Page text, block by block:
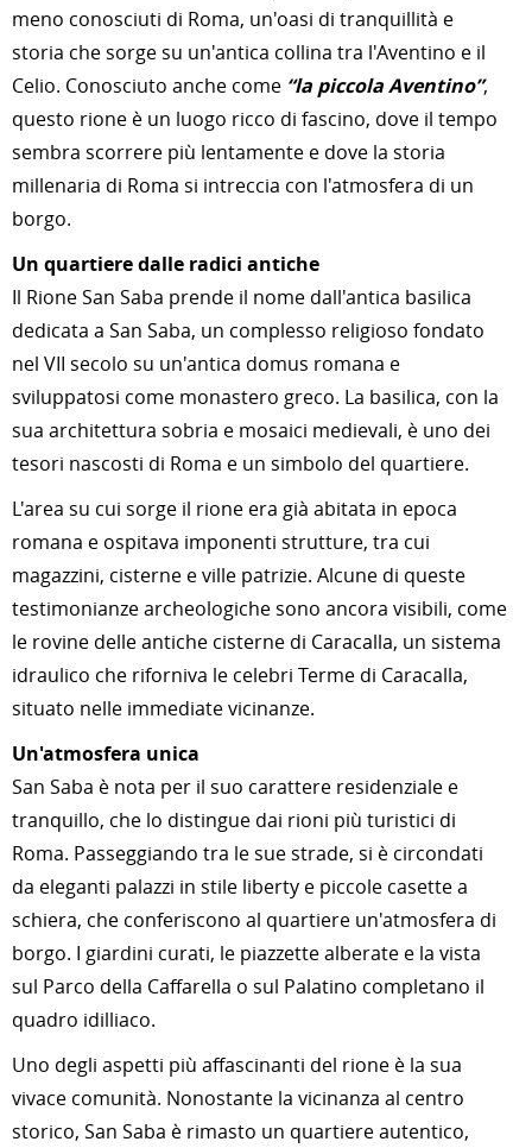
meno conosciuti di Roma, un'oasi di tranquillità e
storia che sorge su un'antica collina tra l'Aventino e il
Celio. Conosciuto anche come “la piccola Aventino”,
questo rione è un luogo ricco di fascino, dove il tempo
sembra scorrere più lentamente e dove la storia
millenaria di Roma si intreccia con l'atmosfera di un
borgo.
Un quartiere dalle radici antiche
Il Rione San Saba prende il nome dall'antica basilica
dedicata a San Saba, un complesso religioso fondato
nel VII secolo su un'antica domus romana e
sviluppatosi come monastero greco. La basilica, con la
sua architettura sobria e mosaici medievali, è uno dei
tesori nascosti di Roma e un simbolo del quartiere.
L'area su cui sorge il rione era già abitata in epoca
romana e ospitava imponenti strutture, tra cui
magazzini, cisterne e ville patrizie. Alcune di queste
testimonianze archeologiche sono ancora visibili, come
le rovine delle antiche cisterne di Caracalla, un sistema
idraulico che riforniva le celebri Terme di Caracalla,
situato nelle immediate vicinanze.
Un'atmosfera unica
San Saba è nota per il suo carattere residenziale e
tranquillo, che lo distingue dai rioni più turistici di
Roma. Passeggiando tra le sue strade, si è circondati
da eleganti palazzi in stile liberty e piccole casette a
schiera, che conferiscono al quartiere un'atmosfera di
borgo. I giardini curati, le piazzette alberate e la vista
sul Parco della Caffarella o sul Palatino completano il
quadro idilliaco.
Uno degli aspetti più affascinanti del rione è la sua
vivace comunità. Nonostante la vicinanza al centro
storico, San Saba è rimasto un quartiere autentico,